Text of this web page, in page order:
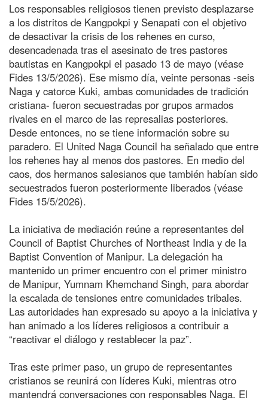
Los responsables religiosos tienen previsto desplazarse
a los distritos de Kangpokpi y Senapati con el objetivo
de desactivar la crisis de los rehenes en curso,
desencadenada tras el asesinato de tres pastores
bautistas en Kangpokpi el pasado 13 de mayo (véase
Fides 13/5/2026). Ese mismo día, veinte personas -seis
Naga y catorce Kuki, ambas comunidades de tradición
cristiana- fueron secuestradas por grupos armados
rivales en el marco de las represalias posteriores.
Desde entonces, no se tiene información sobre su
paradero. El United Naga Council ha señalado que entre
los rehenes hay al menos dos pastores. En medio del
caos, dos hermanos salesianos que también habían sido
secuestrados fueron posteriormente liberados (véase
Fides 15/5/2026).
La iniciativa de mediación reúne a representantes del
Council of Baptist Churches of Northeast India y de la
Baptist Convention of Manipur. La delegación ha
mantenido un primer encuentro con el primer ministro
de Manipur, Yumnam Khemchand Singh, para abordar
la escalada de tensiones entre comunidades tribales.
Las autoridades han expresado su apoyo a la iniciativa y
han animado a los líderes religiosos a contribuir a
“reactivar el diálogo y restablecer la paz”.
Tras este primer paso, un grupo de representantes
cristianos se reunirá con líderes Kuki, mientras otro
mantendrá conversaciones con responsables Naga. El